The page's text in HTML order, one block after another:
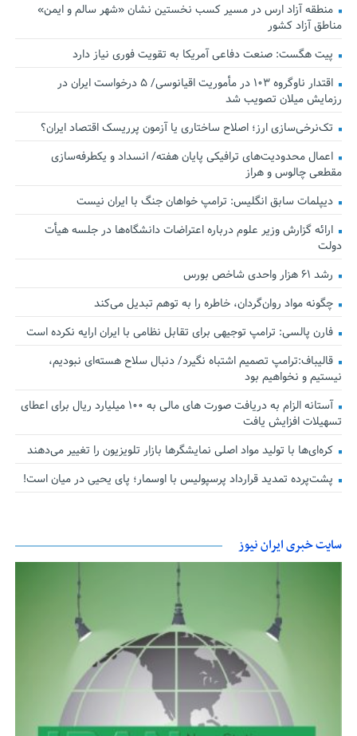
منطقه آزاد ارس در مسیر کسب نخستین نشان «شهر سالم و ایمن»
مناطق آزاد کشور
پیت هگست: صنعت دفاعی آمریکا به تقویت فوری نیاز دارد
اقتدار ناوگروه ۱۰۳ در مأموریت‌ اقیانوسی/ ۵ درخواست ایران در
رزمایش میلان تصویب شد
تک‌نرخی‌سازی ارز؛ اصلاح ساختاری یا آزمون پرریسک اقتصاد ایران؟
اعمال محدودیت‌های ترافیکی پایان هفته/ انسداد و یکطرفه‌سازی
مقطعی چالوس و هراز
دیپلمات سابق انگلیس:‌ ترامپ خواهان جنگ با ایران نیست
ارائه گزارش وزیر علوم درباره اعتراضات دانشگاه‌ها در جلسه هیأت
دولت
رشد ۶۱ هزار واحدی شاخص بورس
چگونه مواد روان‌گردان، خاطره را به توهم تبدیل می‌کند
فارن پالسی: ترامپ توجیهی برای تقابل نظامی با ایران ارایه نکرده است
قالیباف:ترامپ تصمیم اشتباه نگیرد/ دنبال سلاح هسته‌ای نبودیم،
نیستیم و نخواهیم بود
آستانه الزام به دریافت صورت های مالی به ۱۰۰ میلیارد ریال برای اعطای
تسهیلات افزایش یافت
کره‌ای‌ها با تولید مواد اصلی نمایشگرها بازار تلویزیون را تغییر می‌دهند
پشت‌پرده تمدید قرارداد پرسپولیس با اوسمار؛ پای یحیی در میان است!
سایت خبری ایران نیوز